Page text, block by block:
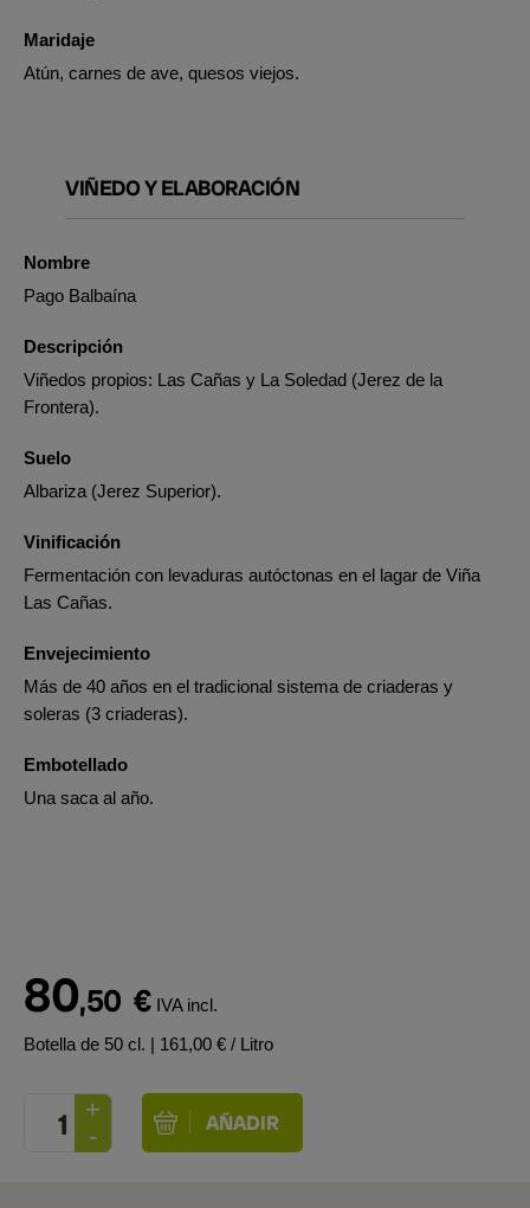
Maridaje
Atún, carnes de ave, quesos viejos.
VIÑEDO Y ELABORACIÓN
Nombre
Pago Balbaína
Descripción
Viñedos propios: Las Cañas y La Soledad (Jerez de la
Frontera).
Suelo
Albariza (Jerez Superior).
Vinificación
Fermentación con levaduras autóctonas en el lagar de Viña
Las Cañas.
Envejecimiento
Más de 40 años en el tradicional sistema de criaderas y
soleras (3 criaderas).
Embotellado
Una saca al año.
80,50 € IVA incl.
Botella de 50 cl. | 161,00 € / Litro